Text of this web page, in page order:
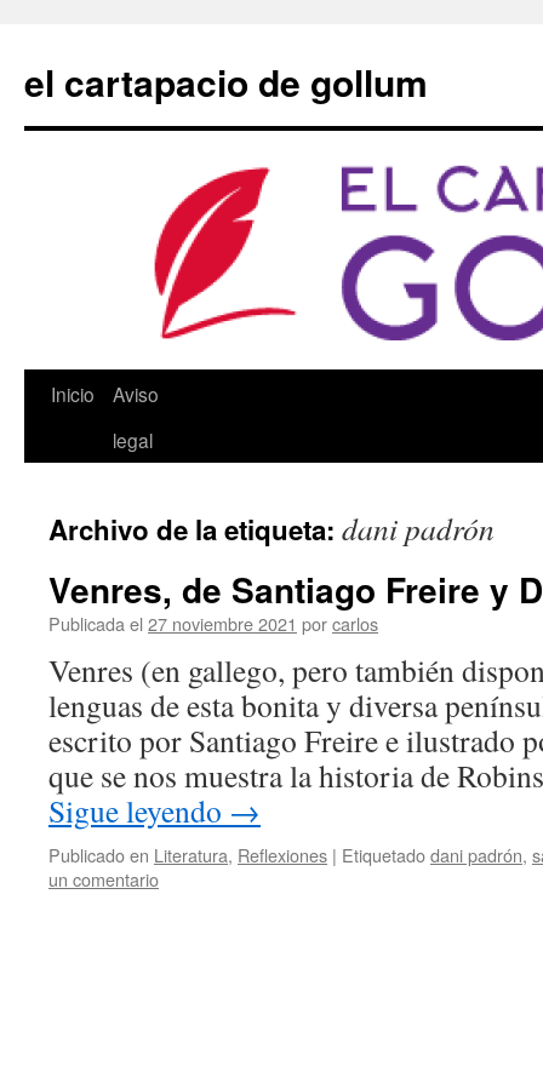
contenido
el cartapacio de gollum
Inicio
Aviso
legal
Archivo de la etiqueta: dani padrón
Venres, de Santiago Freire y
Publicada el 27 noviembre 2021 porcarlos
Venres (en gallego, pero también
lenguas de esta bonita y diversa
escrito por Santiago Freire e ilustrado
que se nos muestra la historia de
Sigue leyendo →
Publicado en Literatura, Reflexiones | Etiquetadodani padrón,
un comentario